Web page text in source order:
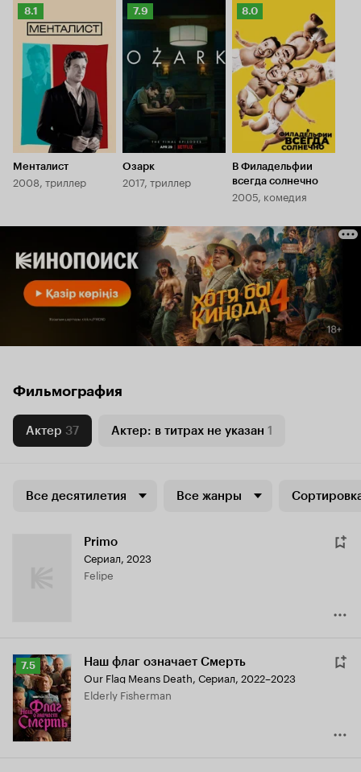
Рейтинг
Кинопоиска
8.1
8.1
Менталист
2008, триллер
Рейтинг
Кинопоиска
7.9
Озарк
2017, триллер
Рейтинг
Кинопоиска
8.0
8.0
В Филадельфии
всегда солнечно
2005, комедия
Фильмография
Актер 37 Актер: в титрах не указан 1
Все десятилетия Все жанры
Primo
Сериал, 2023
Felipe
Рейтинг
Кинопоиска
7.5
7.5 Наш флаг означает Смерть
Our Flag Means Death, Сериал, 2022–2023
Elderly Fisherman